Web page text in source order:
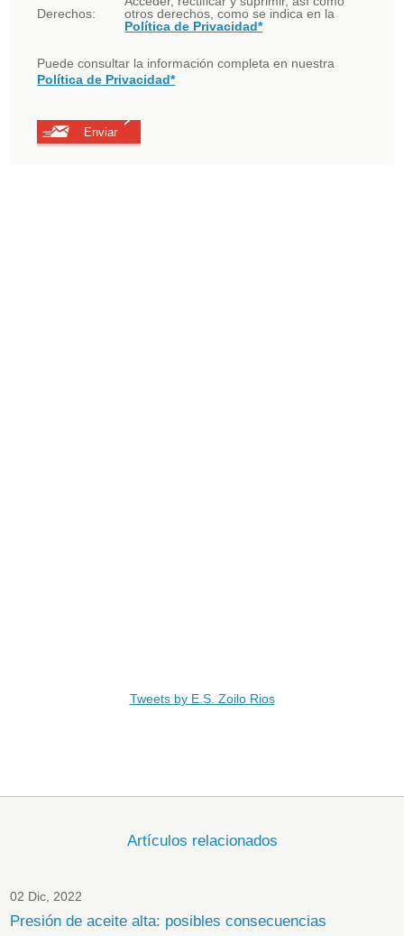
Derechos:
otros derechos, como se indica en la
Política de Privacidad*
Puede consultar la información completa en nuestra
Política de Privacidad*
Tweets by E.S. Zoilo Rios
Artículos relacionados
02 Dic, 2022
Presión de aceite alta: posibles consecuencias